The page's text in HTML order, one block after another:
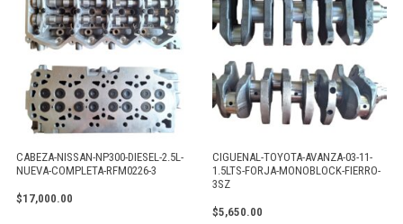
CABEZA-NISSAN-NP300-DIESEL-2.5L-
NUEVA-COMPLETA-RFM0226-3
$17,000.00
CIGUENAL-TOYOTA-AVANZA-03-11-
1.5LTS-FORJA-MONOBLOCK-FIERRO-
3SZ
$5,650.00